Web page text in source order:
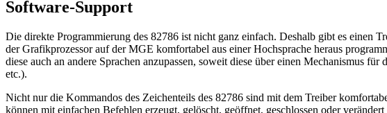
Software-Support
Die direkte Programmierung des 82786 ist nicht ganz einfach. Deshalb gibt es einen
der Grafikprozessor auf der MGE komfortabel aus einer Hochsprache heraus
diese auch an andere Sprachen anzupassen, soweit diese über einen Mechanismus
etc.).
Nicht nur die Kommandos des Zeichenteils des 82786 sind mit dem Treiber
können mit einfachen Befehlen erzeugt, gelöscht, geöffnet, geschlossen oder